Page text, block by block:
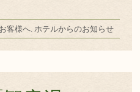
お客様へ. ホテルからのお知らせ